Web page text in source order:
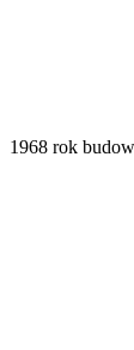
1968 rok